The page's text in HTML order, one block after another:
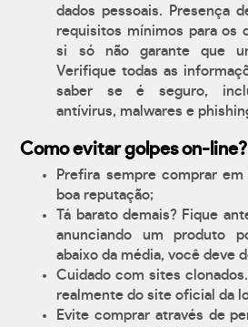
dados pessoais. Presença
requisitos mínimos para os
si só não garante que
Verifique todas as
saber se é seguro,
antívirus, malwares e
Como evitar golpes on-line?
Prefira sempre comprar
boa reputação;
Tá barato demais? Fique
anunciando um produto
abaixo da média, você deve
Cuidado com sites
realmente do site oficial da
Evite comprar através de